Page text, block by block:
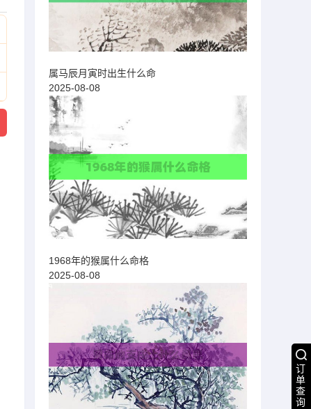
订
单
查
询
属马辰月寅时出生什么命
2025-08-08
1968年的猴属什么命格
2025-08-08